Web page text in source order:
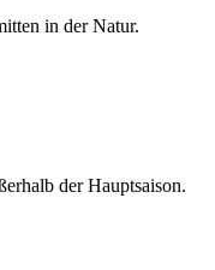
in der Natur.
der Hauptsaison.